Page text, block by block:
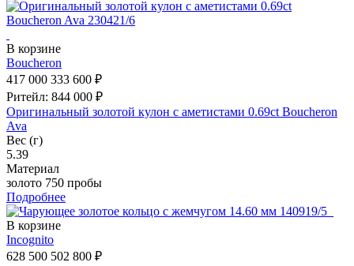
В корзине
Boucheron
417 000 333 600 ₽
Ритейл: 844 000 ₽
Оригинальный золотой кулон с аметистами 0.69ct Boucheron
Ava
Вес (г)
5.39
Материал
золото 750 пробы
Подробнее
В корзине
Incognito
628 500 502 800 ₽